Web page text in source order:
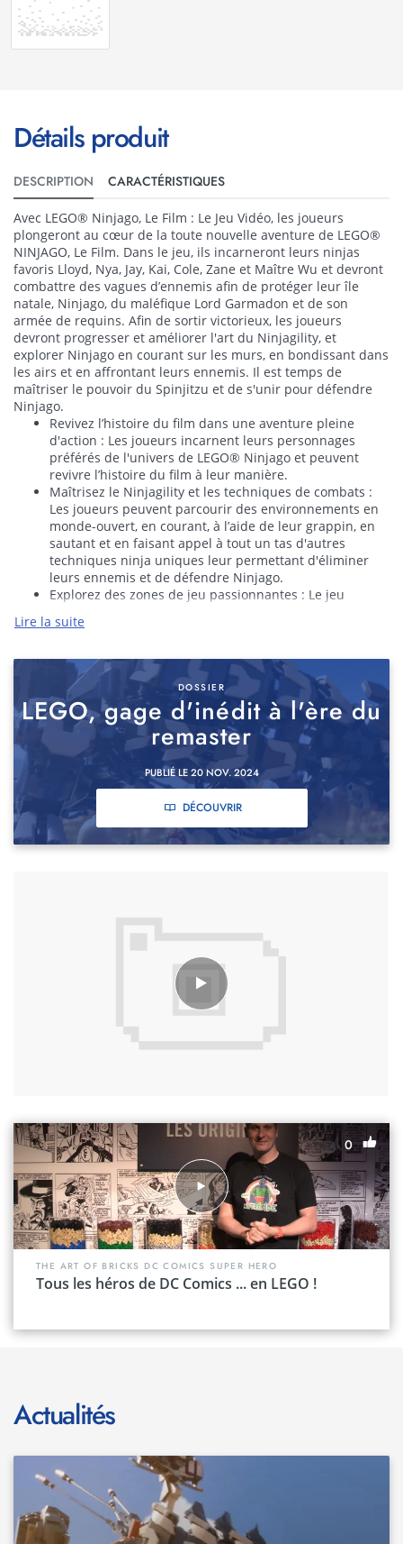
Détails produit
DESCRIPTION CARACTÉRISTIQUES
Avec LEGO® Ninjago, Le Film : Le Jeu Vidéo, les joueurs
plongeront au cœur de la toute nouvelle aventure de LEGO®
NINJAGO, Le Film. Dans le jeu, ils incarneront leurs ninjas
favoris Lloyd, Nya, Jay, Kai, Cole, Zane et Maître Wu et devront
combattre des vagues d’ennemis afin de protéger leur île
natale, Ninjago, du maléfique Lord Garmadon et de son
armée de requins. Afin de sortir victorieux, les joueurs
devront progresser et améliorer l'art du Ninjagility, et
explorer Ninjago en courant sur les murs, en bondissant dans
les airs et en affrontant leurs ennemis. Il est temps de
maîtriser le pouvoir du Spinjitzu et de s'unir pour défendre
Ninjago.
Revivez l’histoire du film dans une aventure pleine
d'action : Les joueurs incarnent leurs personnages
préférés de l'univers de LEGO® Ninjago et peuvent
revivre l’histoire du film à leur manière.
Maîtrisez le Ninjagility et les techniques de combats :
Les joueurs peuvent parcourir des environnements en
monde-ouvert, en courant, à l’aide de leur grappin, en
sautant et en faisant appel à tout un tas d'autres
techniques ninja uniques leur permettant d'éliminer
leurs ennemis et de défendre Ninjago.
Explorez des zones de jeu passionnantes : Le jeu
l'histoire de LEGO® NINJAGO, Le Film. Chacune d'elle
peuvent mettre leurs techniques de combat à l'épreuve
en affrontant des ennemis de plus en plus forts.
Découvrez les cartes de bataille : Les joueurs peuvent
s’affronter entre amis ou en famille dans quatre modes
de jeu différents, en écran partagé, et pouvant accueillir
jusqu'à quatre joueurs en mode compétitif local.
Lire la suite
DOSSIER
LEGO, gage d'inédit à l'ère du
remaster
PUBLIÉ LE 20 NOV. 2024
DÉCOUVRIR
0
THE ART OF BRICKS DC COMICS SUPER HERO
Tous les héros de DC Comics ... en LEGO !
Actualités